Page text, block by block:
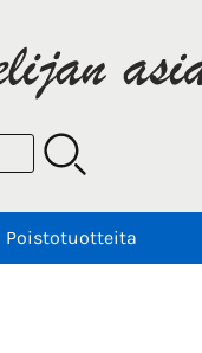
Poistotuotteita